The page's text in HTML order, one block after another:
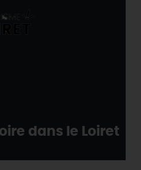
dans le Loiret